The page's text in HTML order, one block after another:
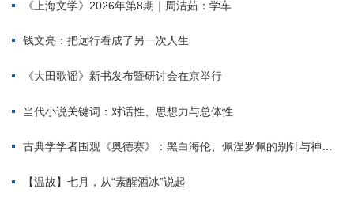
《上海文学》2026年第8期｜周洁茹：学车
钱文亮：把远行看成了另一次人生
《大田歌谣》新书发布暨研讨会在京举行
当代小说关键词：对话性、思想力与总体性
古典学学者围观《奥德赛》：黑白海伦、佩涅罗佩的别针与神秘入侵者
【温故】七月，从“素醒酒冰”说起